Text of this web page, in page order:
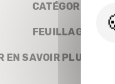
CATÉGORIE
FEUILLAGE
EN SAVOIR PLUS